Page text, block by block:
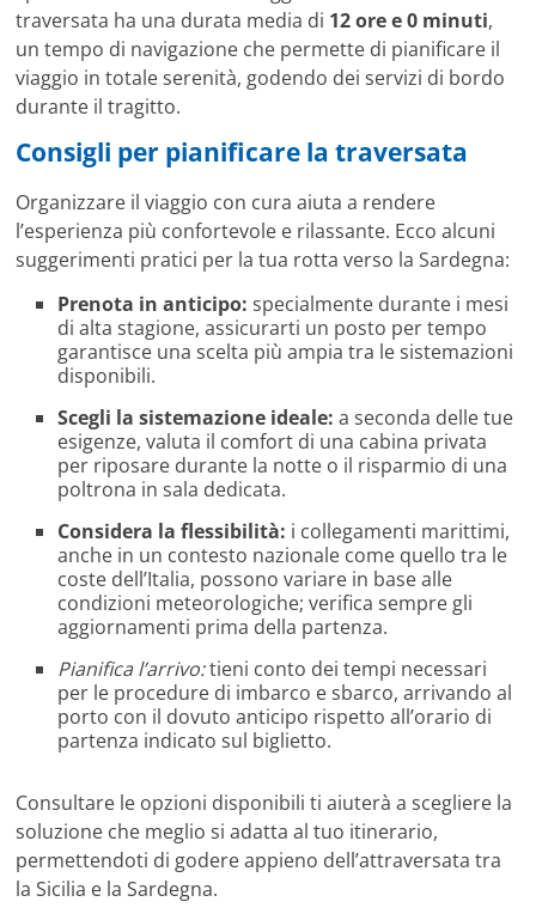
traversata ha una durata media di 12 ore e 0 minuti,
un tempo di navigazione che permette di pianificare il
viaggio in totale serenità, godendo dei servizi di bordo
durante il tragitto.
Consigli per pianificare la traversata
Organizzare il viaggio con cura aiuta a rendere
l’esperienza più confortevole e rilassante. Ecco alcuni
suggerimenti pratici per la tua rotta verso la Sardegna:
Prenota in anticipo: specialmente durante i mesi
di alta stagione, assicurarti un posto per tempo
garantisce una scelta più ampia tra le sistemazioni
disponibili.
Scegli la sistemazione ideale: a seconda delle tue
esigenze, valuta il comfort di una cabina privata
per riposare durante la notte o il risparmio di una
poltrona in sala dedicata.
Considera la flessibilità: i collegamenti marittimi,
anche in un contesto nazionale come quello tra le
coste dell’Italia, possono variare in base alle
condizioni meteorologiche; verifica sempre gli
aggiornamenti prima della partenza.
Pianifica l’arrivo:tieni conto dei tempi necessari
per le procedure di imbarco e sbarco, arrivando al
porto con il dovuto anticipo rispetto all’orario di
partenza indicato sul biglietto.
Consultare le opzioni disponibili ti aiuterà a scegliere la
soluzione che meglio si adatta al tuo itinerario,
permettendoti di godere appieno dell’attraversata tra
la Sicilia e la Sardegna.